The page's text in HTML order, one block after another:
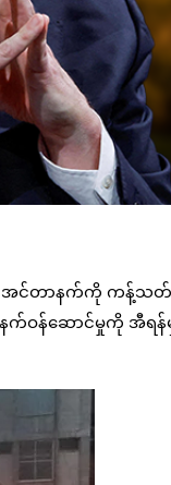
န်း အင်တာနက်ကို ကန့်သ
က်ဝန်ဆောင်မှုကို အီရန်